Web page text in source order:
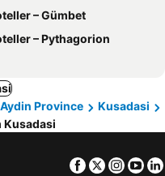
– Gümbet
– Pythagorion
Aydin Province
Kusadasi
Kusadasi
Facebook
Twitter